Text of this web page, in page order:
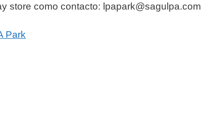
store como contacto: lpapark@sagulpa.com
Park